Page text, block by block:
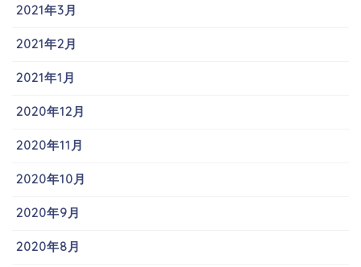
2021年3月
2021年2月
2021年1月
2020年12月
2020年11月
2020年10月
2020年9月
2020年8月